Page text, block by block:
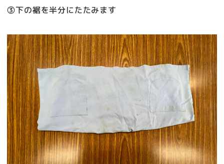
③下の裾を半分にたたみます